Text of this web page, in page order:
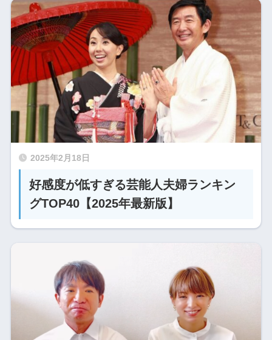
2025年2月18日
好感度が低すぎる芸能人夫婦ランキン
グTOP40【2025年最新版】